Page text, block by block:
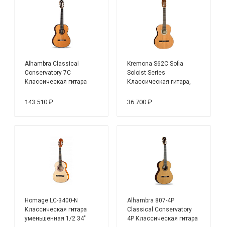
Alhambra Classical
Conservatory 7C
Классическая гитара
143 510 ₽
Kremona S62C Sofia
Soloist Series
Классическая гитара,
36 700 ₽
Homage LC-3400-N
Классическая гитара
уменьшенная 1/2 34"
Alhambra 807-4P
Classical Conservatory
4P Классическая гитара